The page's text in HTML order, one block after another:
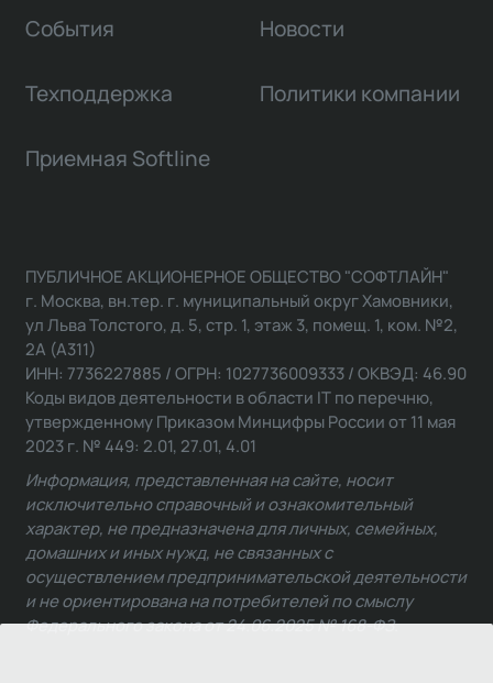
События Новости
Техподдержка Политики компании
Приемная Softline
ПУБЛИЧНОЕ АКЦИОНЕРНОЕ ОБЩЕСТВО "СОФТЛАЙН"
г. Москва, вн.тер. г. муниципальный округ Хамовники,
ул Льва Толстого, д. 5, стр. 1, этаж 3, помещ. 1, ком. №2,
2А (А311)
ИНН: 7736227885 / ОГРН: 1027736009333 / ОКВЭД: 46.90
Коды видов деятельности в области IT по перечню,
утвержденному Приказом Минцифры России от 11 мая
2023 г. № 449: 2.01, 27.01, 4.01
Информация, представленная на сайте, носит
исключительно справочный и ознакомительный
характер, не предназначена для личных, семейных,
домашних и иных нужд, не связанных с
осуществлением предпринимательской деятельности
и не ориентирована на потребителей по смыслу
Федерального закона от 24.06.2025 № 168-ФЗ.